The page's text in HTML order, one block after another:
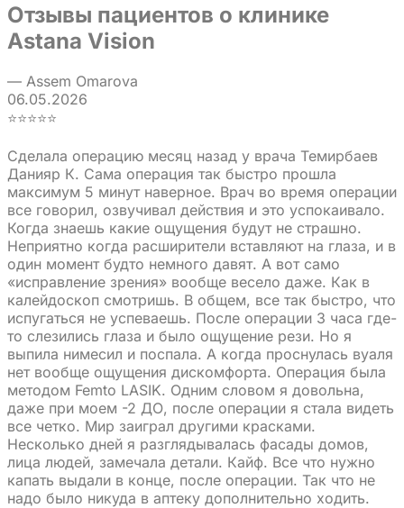
Отзывы пациентов о клинике
Astana Vision
— Assem Omarova
06.05.2026
⭐⭐⭐⭐⭐
Сделала операцию месяц назад у врача Темирбаев
Данияр К. Сама операция так быстро прошла
максимум 5 минут наверное. Врач во время операции
все говорил, озвучивал действия и это успокаивало.
Когда знаешь какие ощущения будут не страшно.
Неприятно когда расширители вставляют на глаза, и в
один момент будто немного давят. А вот само
«исправление зрения» вообще весело даже. Как в
калейдоскоп смотришь. В общем, все так быстро, что
испугаться не успеваешь. После операции 3 часа где-
то слезились глаза и было ощущение рези. Но я
выпила нимесил и поспала. А когда проснулась вуаля
нет вообще ощущения дискомфорта. Операция была
методом Femto LASIK. Одним словом я довольна,
даже при моем -2 ДО, после операции я стала видеть
все четко. Мир заиграл другими красками.
Несколько дней я разглядывалась фасады домов,
лица людей, замечала детали. Кайф. Все что нужно
капать выдали в конце, после операции. Так что не
надо было никуда в аптеку дополнительно ходить.